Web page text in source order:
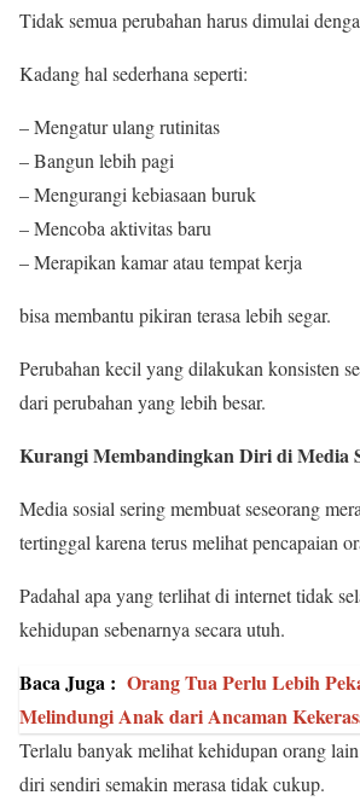
Tidak semua perubahan harus dimulai
Kadang hal sederhana seperti:
– Mengatur ulang rutinitas
– Bangun lebih pagi
– Mengurangi kebiasaan buruk
– Mencoba aktivitas baru
– Merapikan kamar atau tempat kerja
bisa membantu pikiran terasa lebih segar.
Perubahan kecil yang dilakukan konsisten
dari perubahan yang lebih besar.
Kurangi Membandingkan Diri di Media
Media sosial sering membuat seseorang
tertinggal karena terus melihat pencapaian
Padahal apa yang terlihat di internet tidak
kehidupan sebenarnya secara utuh.
Baca Juga : Orang Tua Perlu Lebih
Melindungi Anak dari Ancaman
Terlalu banyak melihat kehidupan orang
diri sendiri semakin merasa tidak cukup.